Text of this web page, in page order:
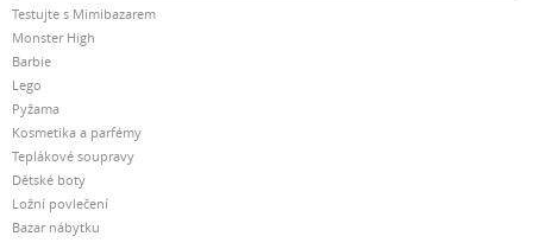
Testujte s Mimibazarem
Monster High
Barbie
Lego
Pyžama
Kosmetika a parfémy
Teplákové soupravy
Dětské boty
Ložní povlečení
Bazar nábytku